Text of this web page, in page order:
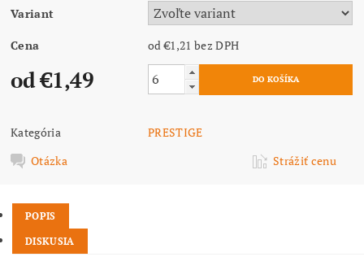
Variant
Cena od €1,21 bez DPH
od €1,49
Kategória
PRESTIGE
Otázka
Strážiť cenu
POPIS
DISKUSIA